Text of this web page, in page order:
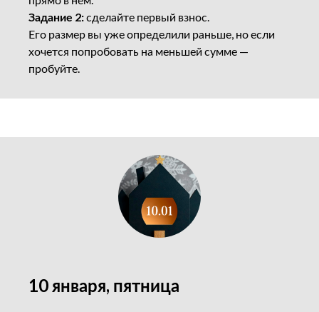
Задание 2:сделайте первый взнос.
Его размер вы уже определили раньше, но если
хочется попробовать на меньшей сумме —
пробуйте.
10 января, пятница